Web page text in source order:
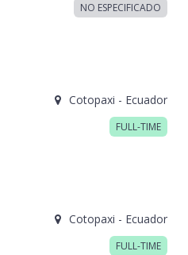
NO ESPECIFICADO
Cotopaxi - Ecuador
FULL-TIME
Cotopaxi - Ecuador
FULL-TIME